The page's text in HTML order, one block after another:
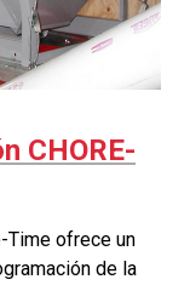
CHORE-
Time ofrece un
de la